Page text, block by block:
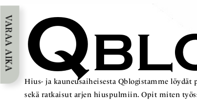
Q
Hius- ja kauneusaiheisesta Qblogistamme
sekä ratkaisut arjen hiuspulmiin. Opit miten
VARAA AIKA